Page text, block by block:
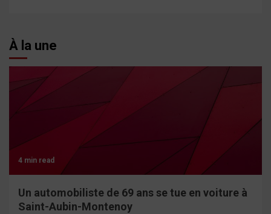
À la une
4 min read
Un automobiliste de 69 ans se tue en voiture à
Saint-Aubin-Montenoy